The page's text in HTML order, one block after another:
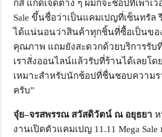
กส์ แกดเจ็ดต่าง ๆ ผมก็จะช้อปที่เพาเว
Sale ขึ้นชื่อว่าเป็นแคมเปญที่เซ็นทรัล
ได้แน่นอนว่าสินค้าทุกชิ้นที่ซื้อเป็นขอ
คุณภาพ แถมยังสะดวกด้วยบริการรับ
เราสั่งออนไลน์แล้วรับที่ร้านได้เลยโด
เหมาะสำหรับนักช้อปที่ชื่นชอบความร
ครับ”
จุ๋ย–จรสพรรณ สวัสดิวัตน์ ณ อยุธยา ห
งานเปิดตัวแคมเปญ 11.11 Mega Sale